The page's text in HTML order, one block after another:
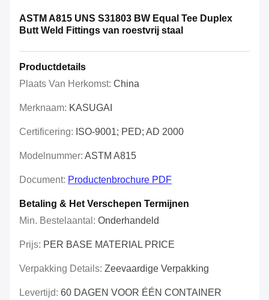
ASTM A815 UNS S31803 BW Equal Tee Duplex
Butt Weld Fittings van roestvrij staal
Productdetails
Plaats Van Herkomst: China
Merknaam: KASUGAI
Certificering: ISO-9001; PED; AD 2000
Modelnummer: ASTM A815
Document: Productenbrochure PDF
Betaling & Het Verschepen Termijnen
Min. Bestelaantal: Onderhandeld
Prijs: PER BASE MATERIAL PRICE
Verpakking Details: Zeevaardige Verpakking
Levertijd: 60 DAGEN VOOR ÉÉN CONTAINER